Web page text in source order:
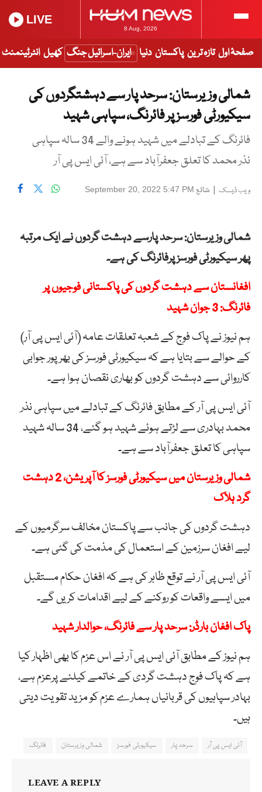
8 Aug, 2026
LIVE
صفحۂ اول تازہ ترین پاکستان دنیا ایران-اسرائیل جنگ کھیل انٹرٹینمنٹ
شمالی وزیرستان: سرحد پار سے دہشتگردوں کی
سیکیورٹی فورسز پر فائرنگ، سپاہی شہید
فائرنگ کے تبادلے میں شہید ہونے والے 34 سالہ سپاہی
نذر محمد کا تعلق جعفرآباد سے ہے، آئی ایس پی آر
ویب ڈیسک | شائع September 20, 2022 5:47 PM
شمالی وزیرستان: سرحد پارسے دہشت گردوں نے ایک مرتبہ
پھر سیکیورٹی فورسزپرفائرنگ کی ہے۔
افغانستان سے دہشت گردوں کی پاکستانی فوجیوں پر
فائرنگ: 3 جوان شہید
ہم نیوز نے پاک فوج کے شعبہ تعلقات عامہ (آئی ایس پی آر)
کے حوالے سے بتایا ہے کہ سیکیورٹی فورسز کی بھرپور جوابی
کارروائی سے دہشت گردوں کو بھاری نقصان ہوا ہے۔
آئی ایس پی آر کے مطابق فائرنگ کے تبادلے میں سپاہی نذر
محمد بہادری سے لڑتے ہوئے شہید ہو گئے، 34 سالہ شہید
سپاہی کا تعلق جعفرآباد سے ہے۔
شمالی وزیرستان میں سیکیورٹی فورسز کا آپریشن، 2 دہشت
گرد ہلاک
دہشت گردوں کی جانب سے پاکستان مخالف سرگرمیوں کے
لیے افغان سرزمین کے استعمال کی مذمت کی گئی ہے۔
آئی ایس پی آر نے توقع ظاہر کی ہے کہ افغان حکام مستقبل
میں ایسے واقعات کو روکنے کے لیے اقدامات کریں گے۔
پاک افغان بارڈر: سرحد پار سے فائرنگ، حوالدار شہید
ہم نیوز کے مطابق آئی ایس پی آر نے اس عزم کا بھی اظہار کیا
ہے کہ پاک فوج دہشت گردی کے خاتمے کیلئے پرعزم ہے،
بہادر سپاہیوں کی قربانیاں ہمارے عزم کو مزید تقویت دیتی
ہیں۔
آئی ایس پی آر سرحد پار سیکیورٹی فورسز شمالی وزیرستان فائرنگ
LEAVE A REPLY